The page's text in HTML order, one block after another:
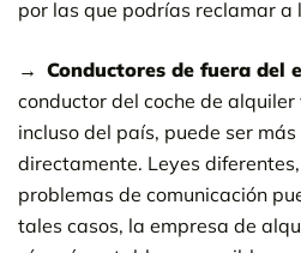
por las que podrías reclamar a
Conductores de fuera del
conductor del coche de
incluso del país, puede ser
directamente. Leyes
problemas de comunicación
tales casos, la empresa de